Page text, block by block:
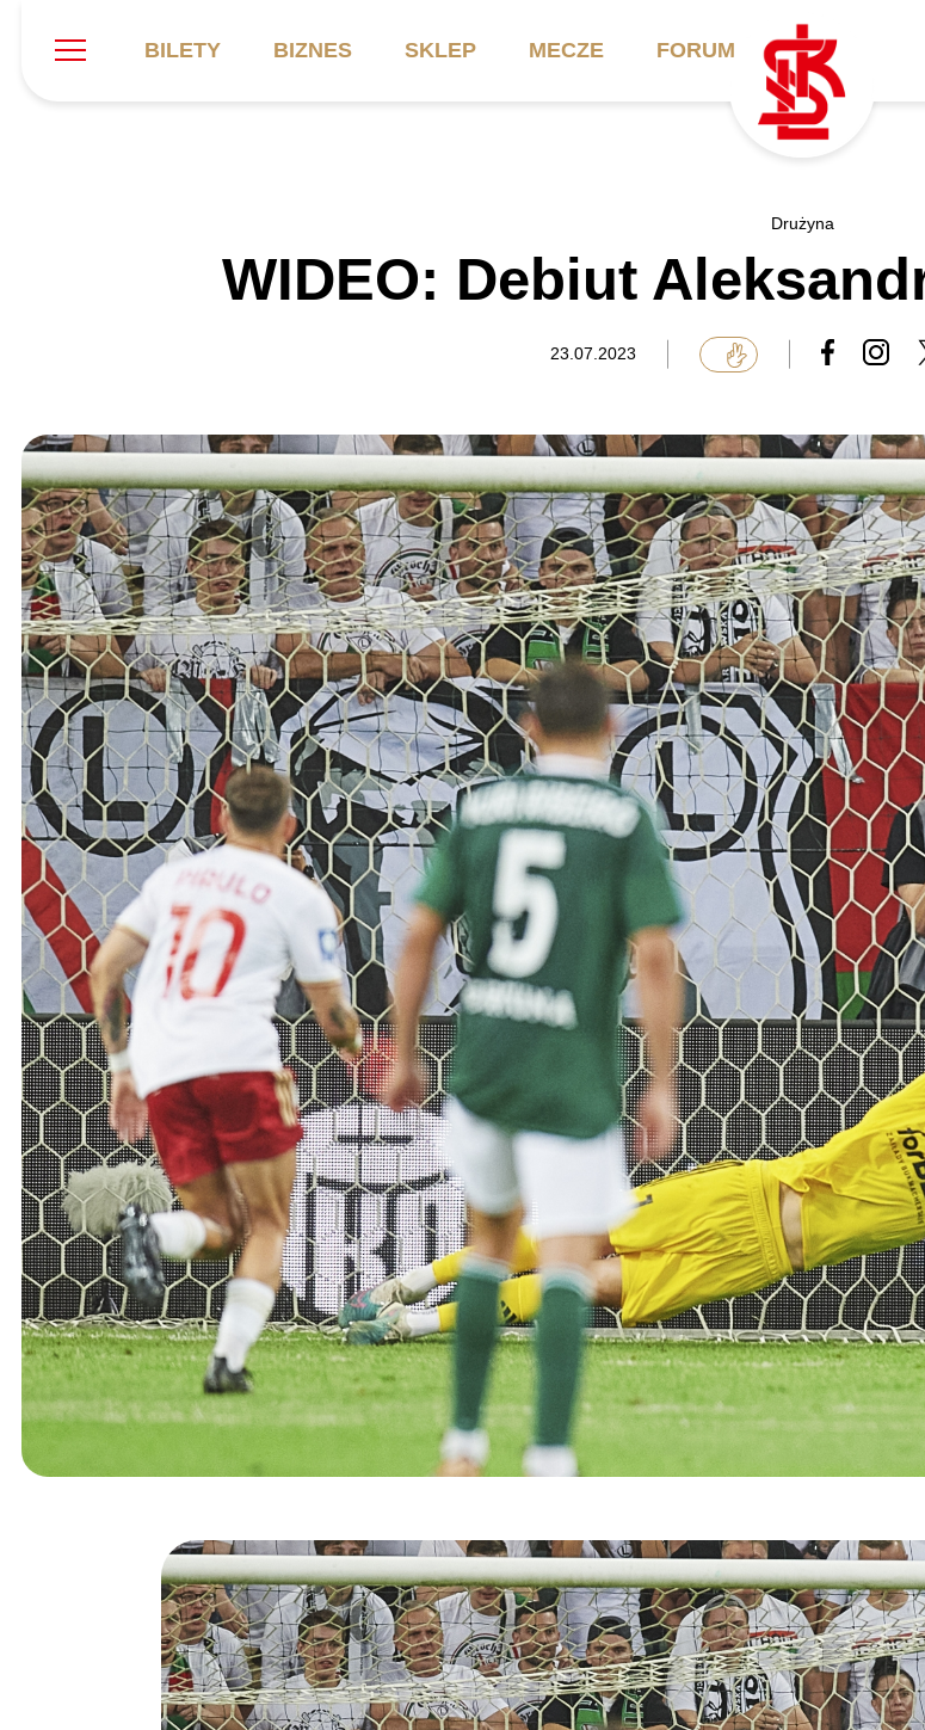
BILETY BIZNES SKLEP MECZE FORUM
Informacje ogólne
Symbole klubu
Stadion
Sprawozdania
Ochrona dzieci
Kadra
Aktualności
Galeria
Catering
Cennik
Karnety
FAQ
Regulaminy
Aktualności
Kadra trenerska
ŁKS II
Drużyny Akademii
ŁKS Schools
Staże w Akademii ŁKS
Kluby partnerskie
Kontakt
SKLEP KUP BILET
Drużyna
WIDEO: Debiut
23.07.2023